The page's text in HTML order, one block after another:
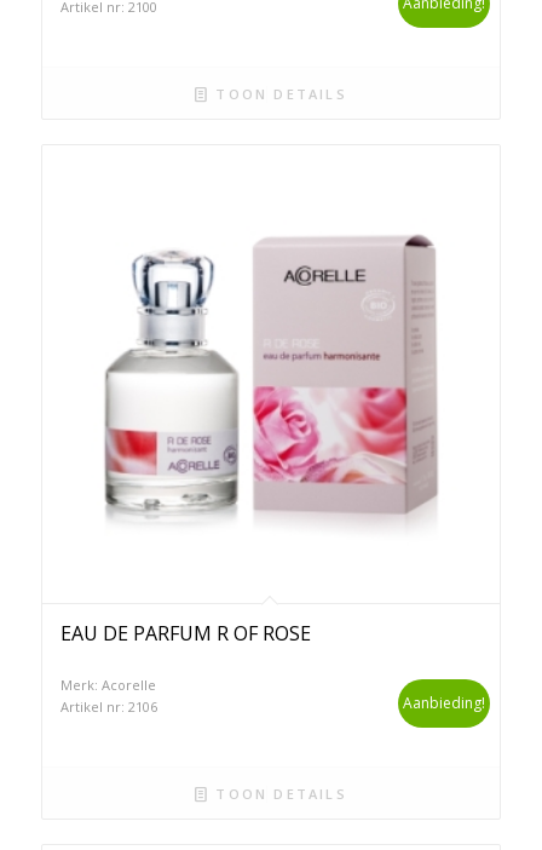
Artikel nr: 2100
TOON DETAILS
EAU DE PARFUM R OF ROSE
Merk: Acorelle
Artikel nr: 2106
Aanbieding!
TOON DETAILS